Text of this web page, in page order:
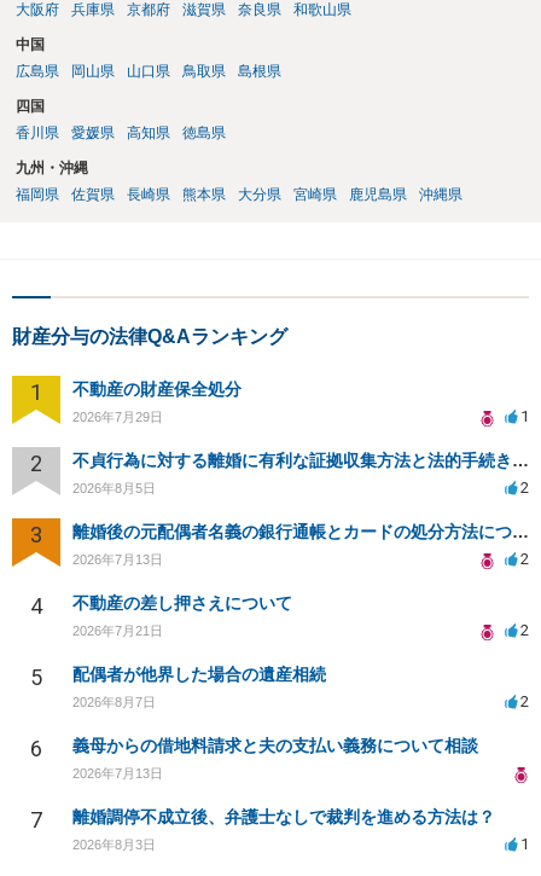
大阪府
兵庫県 京都府 滋賀県 奈良県 和歌山県
中国
広島県
岡山県 山口県 鳥取県 島根県
四国
香川県
愛媛県 高知県 徳島県
九州・沖縄
福岡県
佐賀県 長崎県 熊本県 大分県 宮崎県 鹿児島県 沖縄県
財産分与の法律Q&Aランキング
1 不動産の財産保全処分
2026年7月29日 1
2 不貞行為に対する離婚に有利な証拠収集方法と法的手続きについて
2026年8月5日 2
3 離婚後の元配偶者名義の銀行通帳とカードの処分方法について
2026年7月13日 2
4 不動産の差し押さえについて
2026年7月21日 2
5 配偶者が他界した場合の遺産相続
2026年8月7日 2
6 義母からの借地料請求と夫の支払い義務について相談
2026年7月13日
7 離婚調停不成立後、弁護士なしで裁判を進める方法は？
2026年8月3日 1